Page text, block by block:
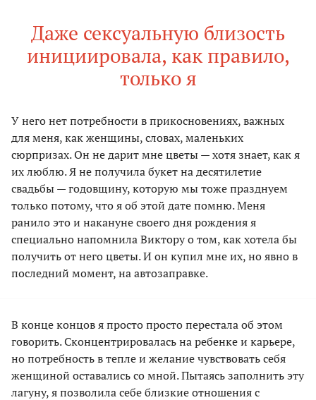
Даже сексуальную близость
инициировала, как правило,
только я
У него нет потребности в прикосновениях, важных
для меня, как женщины, словах, маленьких
сюрпризах. Он не дарит мне цветы — хотя знает, как я
их люблю. Я не получила букет на десятилетие
свадьбы — годовщину, которую мы тоже празднуем
только потому, что я об этой дате помню. Меня
ранило это и накануне своего дня рождения я
специально напомнила Виктору о том, как хотела бы
получить от него цветы. И он купил мне их, но явно в
последний момент, на автозаправке.
В конце концов я просто просто перестала об этом
говорить. Сконцентрировалась на ребенке и карьере,
но потребность в тепле и желание чувствовать себя
женщиной оставались со мной. Пытаясь заполнить эту
лагуну, я позволила себе близкие отношения с